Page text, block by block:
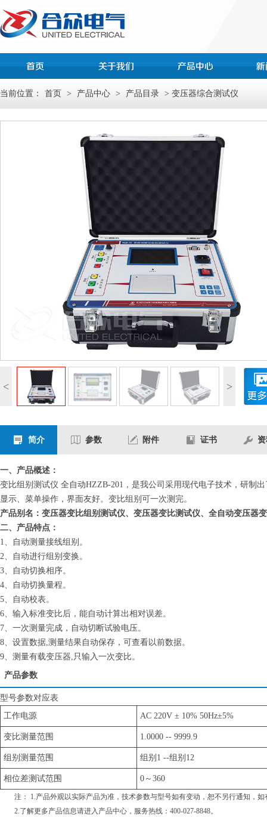
当前位置： 首页 > 产品中心 > 产品目录 > 变压器综合测试仪
< >
简介 参数 附件 证书
一、产品概述：
变比组别测试仪 全自动HZZB-201 ，是我公司采用现代电子技术，研制
显示、菜单操作，界面友好。变比组别可一次测完。
产品别名：变压器变比组别测试仪、变压器变比测试仪、全自动变压器
二、产品特点：
1、自动测量接线组别。
2、自动进行组别变换。
3、自动切换相序。
4、自动切换量程。
5、自动校表。
6、输入标准变比后，能自动计算出相对误差。
7、一次测量完成，自动切断试验电压。
8、设置数据,测量结果自动保存，可查看以前数据。
9、测量有载变压器,只输入一次变比。
产品参数
型号参数对应表
工作电源
AC 220V ± 10% 50Hz±5%
变比测量范围 1.0000 -- 9999.9
组别测量范围 组别1 --组别12
相位差测试范围 0～360
注： 1.产品外观以实际产品为准，技术参数与型号如有变动，恕不另行通知，如
2.了解更多产品信息请进入 产品中心 ，服务热线：400-027-8848。